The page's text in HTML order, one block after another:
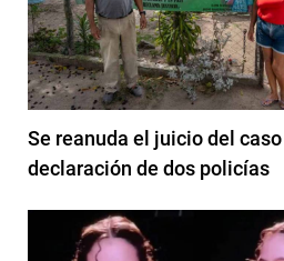
Se reanuda el juicio del
declaración de dos policías